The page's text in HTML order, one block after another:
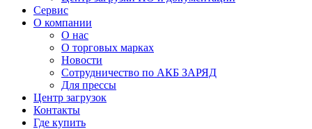
Сервис
О компании
О нас
О торговых марках
Новости
Сотрудничество по АКБ ЗАРЯД
Для прессы
Центр загрузок
Контакты
Где купить